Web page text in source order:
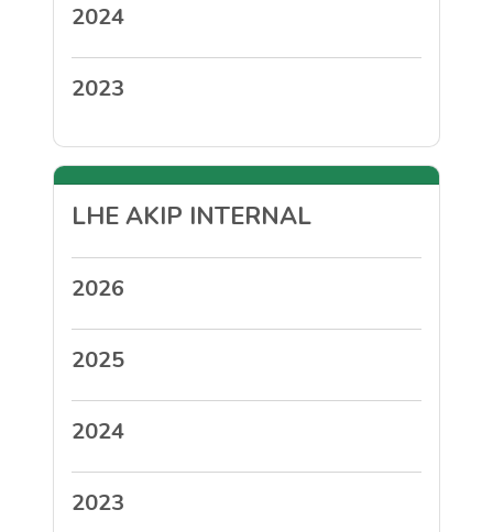
2024
2023
LHE AKIP INTERNAL
2026
2025
2024
2023